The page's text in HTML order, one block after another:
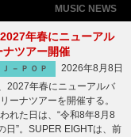
MUSIC NEWS
年春にニューアル
ツアー開催
Ｊ－ＰＯＰ
2026年8月8日
2027年春にニューアルバ
ーナツアーを開催する。
れた日は、“令和8年8月8
日”。SUPER EIGHTは、前